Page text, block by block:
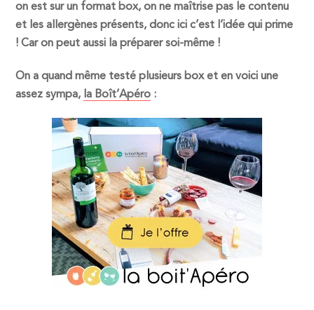
on est sur un format box, on ne maîtrise pas le contenu
et les allergènes présents, donc ici c’est l’idée qui prime
! Car on peut aussi la préparer soi-même !
On a quand même testé plusieurs box et en voici une
assez sympa, la Boît’Apéro :